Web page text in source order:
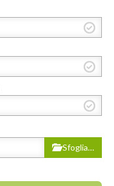
Sfoglia…